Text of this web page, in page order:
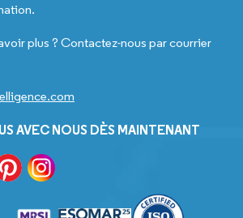
plus ? Contactez-nous par courrier
AVEC NOUS DÈS MAINTENANT